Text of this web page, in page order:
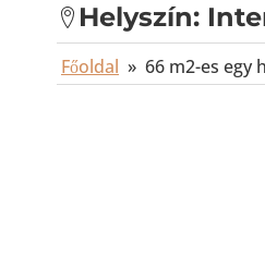
Helyszín:
Főoldal » 66 m2-es egy